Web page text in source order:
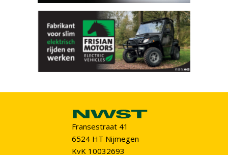
Fransestraat 41
6524 HT Nijmegen
KvK 10032693